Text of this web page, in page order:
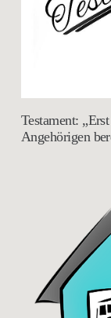
Testament:
Angehörigen